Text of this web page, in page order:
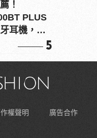
！
PLUS
耳機，在
5
權聲明
廣告合作